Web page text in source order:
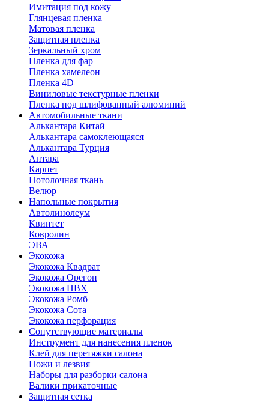
Имитация под кожу
Глянцевая пленка
Матовая пленка
Защитная пленка
Зеркальный хром
Пленка для фар
Пленка хамелеон
Пленка 4D
Виниловые текстурные пленки
Пленка под шлифованный алюминий
Автомобильные ткани
Алькантара Китай
Алькантара самоклеющаяся
Алькантара Турция
Антара
Карпет
Потолочная ткань
Велюр
Напольные покрытия
Автолинолеум
Квинтет
Ковролин
ЭВА
Экокожа
Экокожа Квадрат
Экокожа Орегон
Экокожа ПВХ
Экокожа Ромб
Экокожа Сота
Экокожа перфорация
Сопутствующие материалы
Инструмент для нанесения пленок
Клей для перетяжки салона
Ножи и лезвия
Наборы для разборки салона
Валики прикаточные
Защитная сетка